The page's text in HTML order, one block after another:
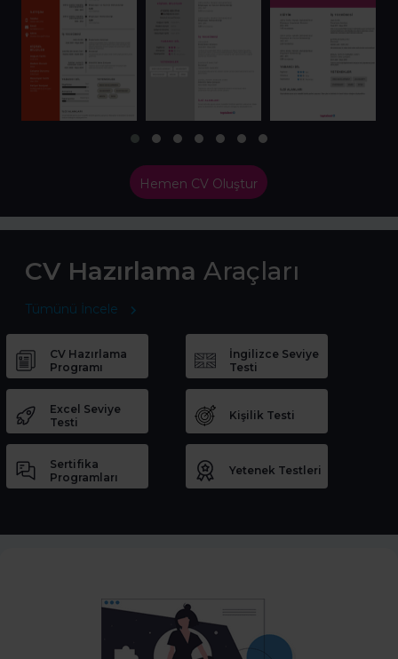
Hemen CV Oluştur
CV Hazırlama Araçları
Tümünü İncele
CV Hazırlama
Programı
İngilizce Seviye
Testi
Excel Seviye
Testi
Kişilik Testi
Sertifika
Programları
Yetenek Testleri